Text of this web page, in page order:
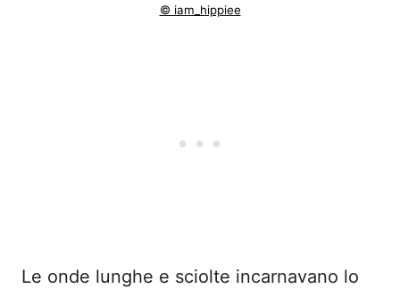
© iam_hippiee
Le onde lunghe e sciolte incarnavano lo